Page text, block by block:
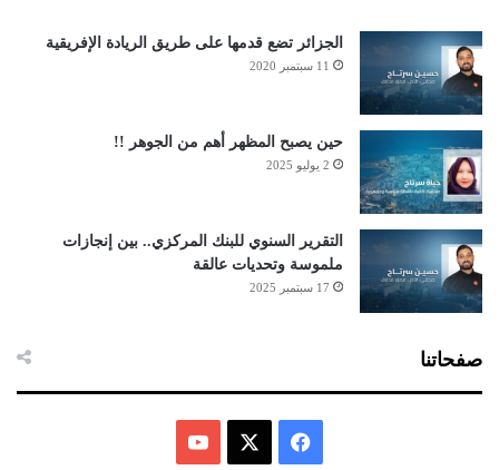
الجزائر تضع قدمها على طريق الريادة الإفريقية
11 سبتمبر 2020
حين يصبح المظهر أهم من الجوهر !!
2 يوليو 2025
التقرير السنوي للبنك المركزي.. بين إنجازات
ملموسة وتحديات عالقة
17 سبتمبر 2025
صفحاتنا